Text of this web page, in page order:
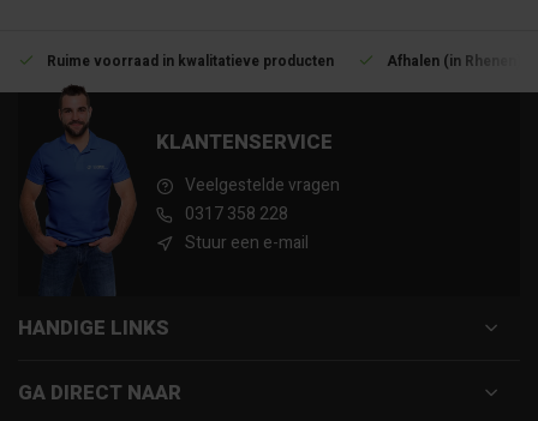
Ruime voorraad in kwalitatieve producten Afhalen (in Rhenen)
KLANTENSERVICE
Veelgestelde vragen
0317 358 228
Stuur een e-mail
HANDIGE LINKS
GA DIRECT NAAR